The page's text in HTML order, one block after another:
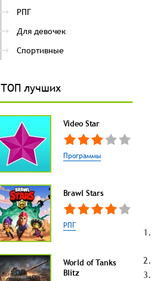
РПГ
Для девочек
Спортивные
ТОП лучших
Video Star
Программы
Brawl Stars
РПГ
World of Tanks
Blitz